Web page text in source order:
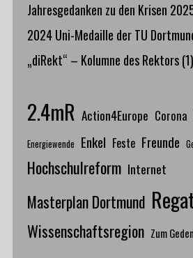
Jahresgedanken zu den Krisen
2024 Uni-Medaille der TU
„diRekt“ – Kolumne des Rektors (1)
2.4mR Action4Europe Corona
Energiewende Enkel Feste Freunde
Hochschulreform Internet
Masterplan Dortmund
Wissenschaftsregion Zum